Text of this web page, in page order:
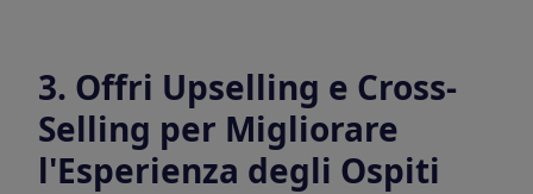
3. Offri Upselling e Cross-
Selling per Migliorare
l'Esperienza degli Ospiti